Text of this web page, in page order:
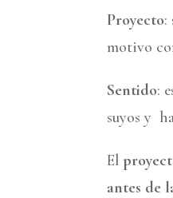
Proyecto:
motivo
Sentido:
suyos y
El
antes de